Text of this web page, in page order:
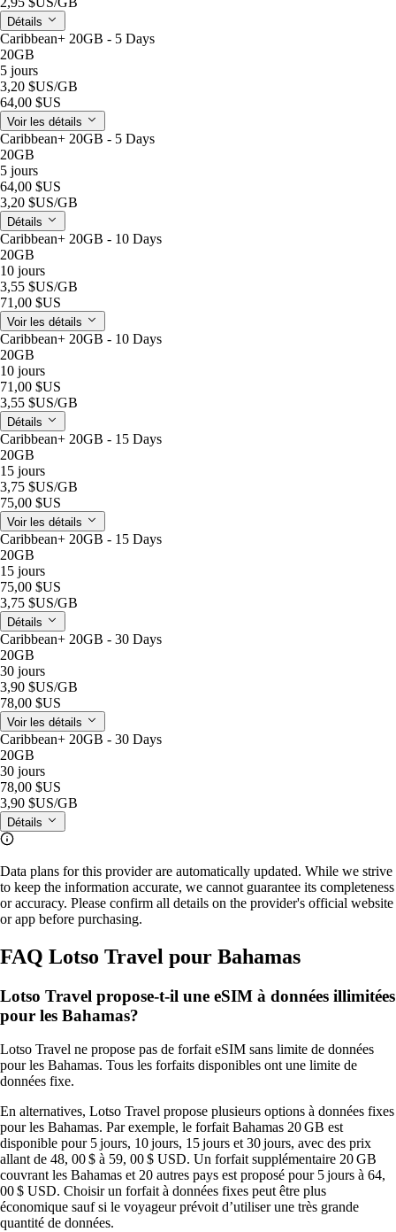
Détails
Caribbean+ 20GB - 5 Days
20GB
5 jours
3,20 $US/GB
64,00 $US
Voir les détails
Caribbean+ 20GB - 5 Days
20GB
5 jours
64,00 $US
3,20 $US/GB
Détails
Caribbean+ 20GB - 10 Days
20GB
10 jours
3,55 $US/GB
71,00 $US
Voir les détails
Caribbean+ 20GB - 10 Days
20GB
10 jours
71,00 $US
3,55 $US/GB
Détails
Caribbean+ 20GB - 15 Days
20GB
15 jours
3,75 $US/GB
75,00 $US
Voir les détails
Caribbean+ 20GB - 15 Days
20GB
15 jours
75,00 $US
3,75 $US/GB
Détails
Caribbean+ 20GB - 30 Days
20GB
30 jours
3,90 $US/GB
78,00 $US
Voir les détails
Caribbean+ 20GB - 30 Days
20GB
30 jours
78,00 $US
3,90 $US/GB
Détails
Data plans for this provider are automatically updated. While we strive
to keep the information accurate, we cannot guarantee its completeness
or accuracy. Please confirm all details on the provider's official website
or app before purchasing.
FAQ Lotso Travel pour Bahamas
Lotso Travel propose-t-il une eSIM à données illimitées
pour les Bahamas?
Lotso Travel ne propose pas de forfait eSIM sans limite de données
pour les Bahamas. Tous les forfaits disponibles ont une limite de
données fixe.
En alternatives, Lotso Travel propose plusieurs options à données fixes
pour les Bahamas. Par exemple, le forfait Bahamas 20 GB est
disponible pour 5 jours, 10 jours, 15 jours et 30 jours, avec des prix
allant de 48, 00 $ à 59, 00 $ USD. Un forfait supplémentaire 20 GB
couvrant les Bahamas et 20 autres pays est proposé pour 5 jours à 64,
00 $ USD. Choisir un forfait à données fixes peut être plus
économique sauf si le voyageur prévoit d’utiliser une très grande
quantité de données.